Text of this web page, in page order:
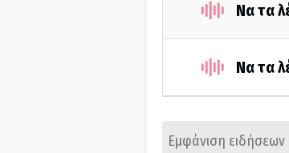
Να τα
Να τα
Εμφάνιση ειδήσεων